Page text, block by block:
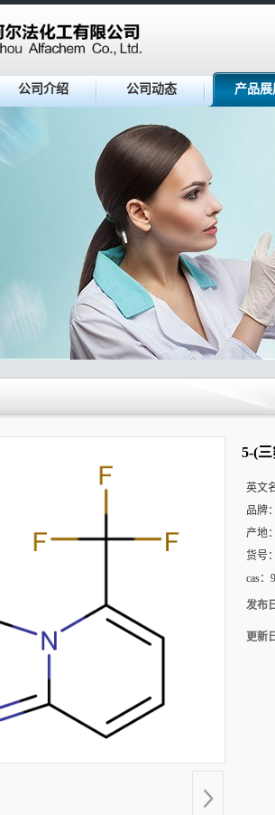
公司介绍 公司动态 产品展
5-(
英文
品牌：
产地：
货号：
cas：
发布
更新